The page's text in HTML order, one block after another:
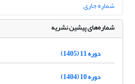
شماره جاری
شماره‌های پیشین نشریه
دوره 11 (1405)
دوره 10 (1404)